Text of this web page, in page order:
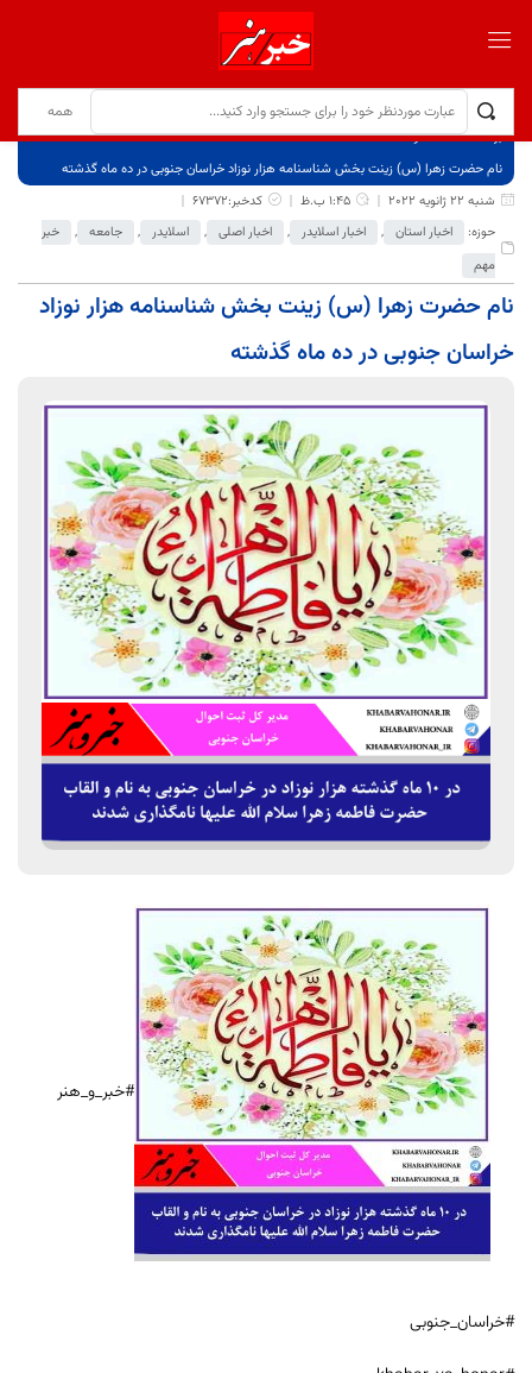
برگ نخست
نوشته‌ها
نام حضرت زهرا (س) زینت بخش شناسنامه هزار نوزاد خراسان جنوبی در ده ماه گذشته
شنبه 22 ژانویه 2022
1:45 ب.ظ
کدخبر:67372
حوزه:
اخبار استان , اخبار اسلایدر , اخبار اصلی , اسلایدر , جامعه ,
خبر
مهم
نام حضرت زهرا (س) زینت بخش شناسنامه هزار نوزاد
خراسان جنوبی در ده ماه گذشته
#خبر_و_هنر
#خراسان_جنوبی